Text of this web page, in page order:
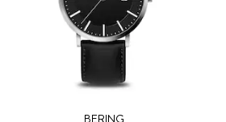
BERING